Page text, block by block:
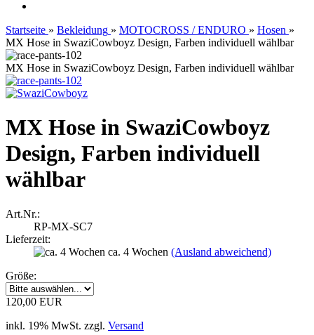
Startseite » Bekleidung » MOTOCROSS / ENDURO » Hosen »
MX Hose in SwaziCowboyz Design, Farben individuell wählbar
MX Hose in SwaziCowboyz Design, Farben individuell wählbar
MX Hose in SwaziCowboyz
Design, Farben individuell
wählbar
Art.Nr.:
RP-MX-SC7
Lieferzeit:
ca. 4 Wochen (Ausland abweichend)
Größe:
120,00 EUR
inkl. 19% MwSt. zzgl. Versand